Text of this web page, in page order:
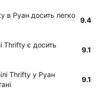
в Руан досить легко
9.4
Thrifty є досить
9.1
Thrifty у Руан
9.1